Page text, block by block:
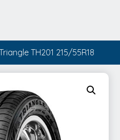
TH201 215/55R18